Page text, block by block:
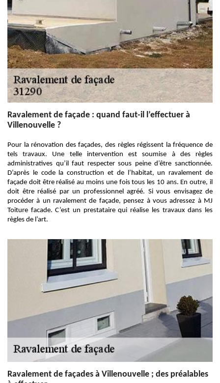
Ravalement de façade : quand faut-il l’effectuer à
Villenouvelle ?
Pour la rénovation des façades, des règles régissent la fréquence de
tels travaux. Une telle intervention est soumise à des règles
administratives qu’il faut respecter sous peine d’être sanctionnée.
D’après le code la construction et de l’habitat, un ravalement de
façade doit être réalisé au moins une fois tous les 10 ans. En outre, il
doit être réalisé par un professionnel agréé. Si vous envisagez de
procéder à un ravalement de façade, pensez à vous adressez à MJ
Toiture facade. C’est un prestataire qui réalise les travaux dans les
règles de l’art.
Ravalement de façades à Villenouvelle ; des préalables